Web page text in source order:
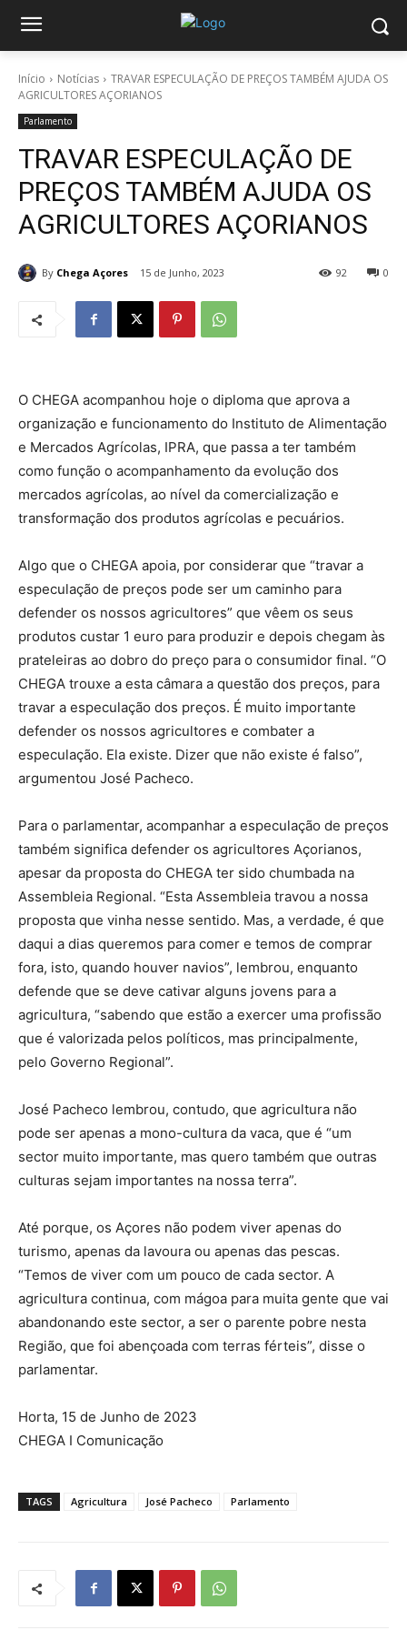
Início Notícias
TRAVAR ESPECULAÇÃO DE PREÇOS TAMBÉM AJUDA OS
AGRICULTORES AÇORIANOS
Parlamento
TRAVAR ESPECULAÇÃO DE
PREÇOS TAMBÉM AJUDA OS
AGRICULTORES AÇORIANOS
By Chega Açores 15 de Junho, 2023 0
92
O CHEGA acompanhou hoje o diploma que aprova a
organização e funcionamento do Instituto de Alimentação
e Mercados Agrícolas, IPRA, que passa a ter também
como função o acompanhamento da evolução dos
mercados agrícolas, ao nível da comercialização e
transformação dos produtos agrícolas e pecuários.
Algo que o CHEGA apoia, por considerar que “travar a
especulação de preços pode ser um caminho para
defender os nossos agricultores” que vêem os seus
produtos custar 1 euro para produzir e depois chegam às
prateleiras ao dobro do preço para o consumidor final. “O
CHEGA trouxe a esta câmara a questão dos preços, para
travar a especulação dos preços. É muito importante
defender os nossos agricultores e combater a
especulação. Ela existe. Dizer que não existe é falso”,
argumentou José Pacheco.
Para o parlamentar, acompanhar a especulação de preços
também significa defender os agricultores Açorianos,
apesar da proposta do CHEGA ter sido chumbada na
Assembleia Regional. “Esta Assembleia travou a nossa
proposta que vinha nesse sentido. Mas, a verdade, é que
daqui a dias queremos para comer e temos de comprar
fora, isto, quando houver navios”, lembrou, enquanto
defende que se deve cativar alguns jovens para a
agricultura, “sabendo que estão a exercer uma profissão
que é valorizada pelos políticos, mas principalmente,
pelo Governo Regional”.
José Pacheco lembrou, contudo, que agricultura não
pode ser apenas a mono-cultura da vaca, que é “um
sector muito importante, mas quero também que outras
culturas sejam importantes na nossa terra”.
Até porque, os Açores não podem viver apenas do
turismo, apenas da lavoura ou apenas das pescas.
“Temos de viver com um pouco de cada sector. A
agricultura continua, com mágoa para muita gente que vai
abandonando este sector, a ser o parente pobre nesta
Região, que foi abençoada com terras férteis”, disse o
parlamentar.
Horta, 15 de Junho de 2023
CHEGA I Comunicação
TAGS Agricultura José Pacheco Parlamento